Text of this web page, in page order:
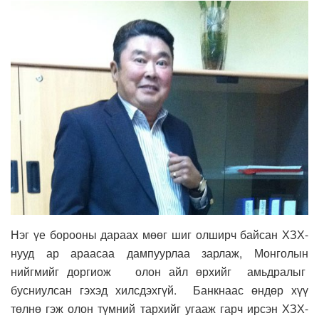
Нэг үе борооны дараах мөөг шиг олширч байсан ХЗХ-
нууд ар араасаа дампуурлаа зарлаж, Монголын
нийгмийг доргиож олон айл өрхийг амьдралыг
бусниулсан гэхэд хилсдэхгүй. Банкнаас өндөр хүү
төлнө гэж олон түмний тархийг угааж гарч ирсэн ХЗХ-